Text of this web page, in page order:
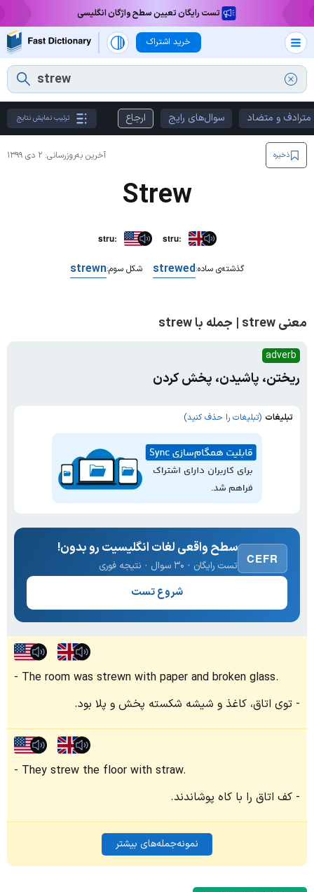
تست رایگان تعیین سطح واژگان انگلیسی
خرید اشتراک
مترادف و متضاد سوال‌های رایج ارجاع ترتیب نمایش نتایج
آخرین به‌روزرسانی: ۲ دی ۱۳۹۹ ذخیره
Strew
struː struː
گذشته‌ی ساده:strewed شکل سوم:strewn
معنی strew | جمله با strew
adverb
ریختن، پاشیدن، پخش کردن
تبلیغات (تبلیغات را حذف کنید)
CEFR
سطح واقعی لغات انگلیسیت رو بدون!
تست رایگان · ۳۰ سوال · نتیجه فوری
شروع تست
The room was strewn with paper and broken glass.
توی اتاق، کاغذ و شیشه شکسته پخش و پلا بود.
They strew the floor with straw.
کف اتاق را با کاه پوشاندند.
نمونه‌جمله‌های بیشتر